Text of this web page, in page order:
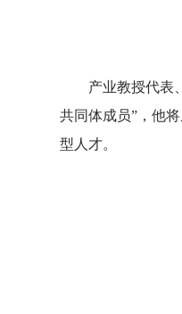
产业教授代表
共同体成员”，他
型人才。